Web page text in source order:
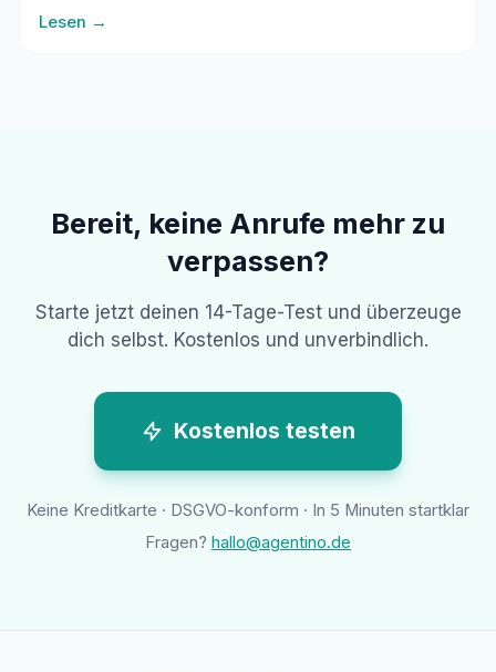
Lesen →
Bereit, keine Anrufe mehr zu
verpassen?
Starte jetzt deinen 14-Tage-Test und überzeuge
dich selbst. Kostenlos und unverbindlich.
Kostenlos testen
Keine Kreditkarte · DSGVO-konform · In 5 Minuten startklar
Fragen? hallo@agentino.de